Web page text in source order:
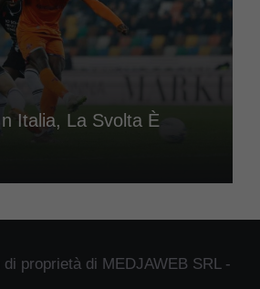
Italia, La Svolta È
proprietà di MEDJAWEB SRL -